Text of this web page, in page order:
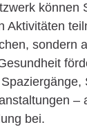
können
Aktivitäten
sondern
–
bei.